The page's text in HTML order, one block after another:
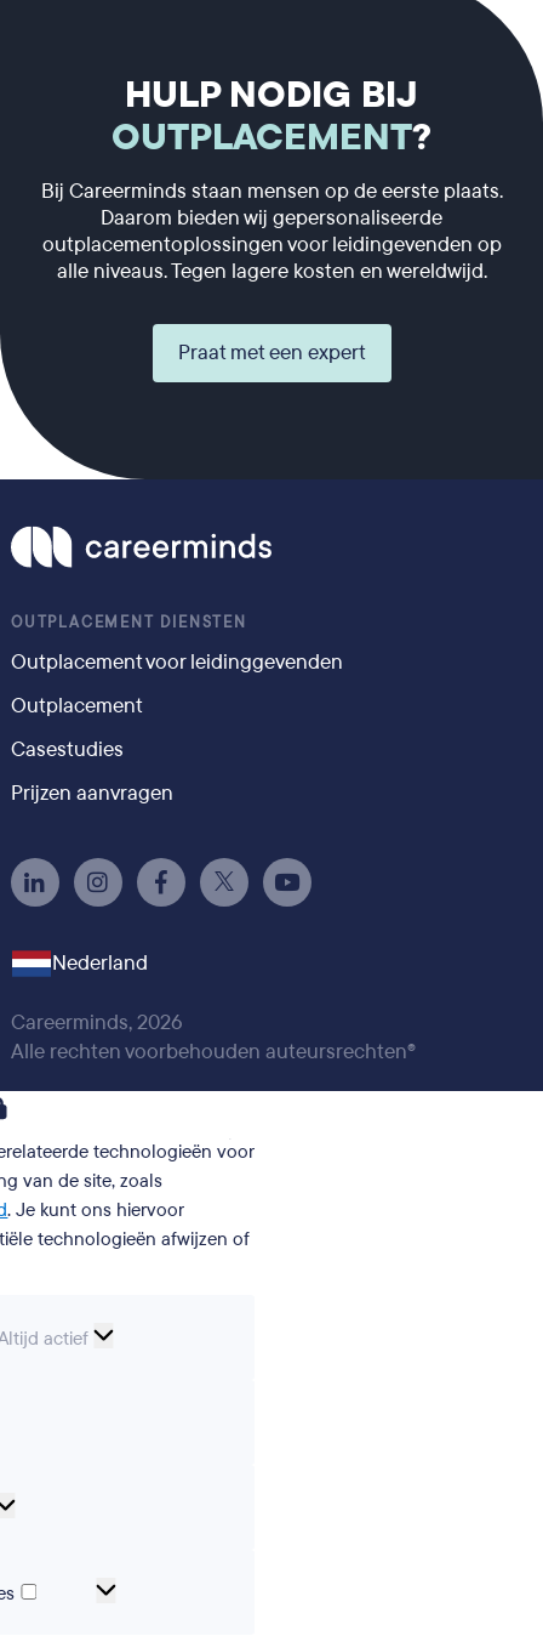
HULP NODIG BIJ
OUTPLACEMENT?
Bij Careerminds staan mensen op de eerste plaats.
Daarom bieden wij gepersonaliseerde
outplacementoplossingen voor leidingevenden op
alle niveaus. Tegen lagere kosten en wereldwijd.
Praat met een expert
OUTPLACEMENT DIENSTEN
Outplacement voor leidinggevenden
Outplacement
Casestudies
Prijzen aanvragen
Nederland
Careerminds, 2026
Alle rechten voorbehouden auteursrechten®
technologieën voor
van de site, zoals
. Je kunt ons hiervoor
technologieën afwijzen of
actief
Marketing-